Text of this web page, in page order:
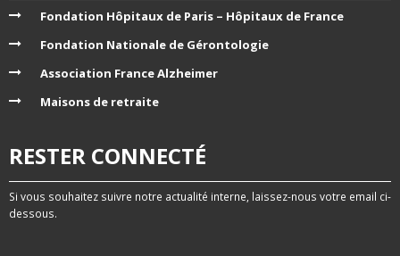
Fondation Hôpitaux de Paris – Hôpitaux de France
Fondation Nationale de Gérontologie
Association France Alzheimer
Maisons de retraite
RESTER CONNECTÉ
Si vous souhaitez suivre notre actualité interne, laissez-nous votre email ci-
dessous.